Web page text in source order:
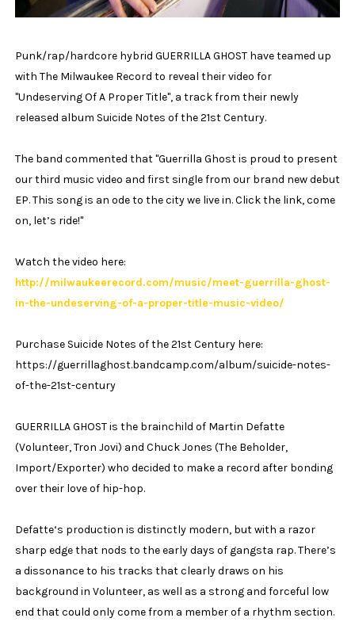
Punk/rap/hardcore hybrid GUERRILLA GHOST have teamed up
with The Milwaukee Record to reveal their video for
"Undeserving Of A Proper Title", a track from their newly
released album Suicide Notes of the 21st Century.
The band commented that "Guerrilla Ghost is proud to present
our third music video and first single from our brand new debut
EP. This song is an ode to the city we live in. Click the link, come
on, let’s ride!"
Watch the video here:
http://milwaukeerecord.com/music/meet-guerrilla-ghost-
in-the-undeserving-of-a-proper-title-music-video/
Purchase Suicide Notes of the 21st Century here:
https://guerrillaghost.bandcamp.com/album/suicide-notes-
of-the-21st-century
GUERRILLA GHOST is the brainchild of Martin Defatte
(Volunteer, Tron Jovi) and Chuck Jones (The Beholder,
Import/Exporter) who decided to make a record after bonding
over their love of hip-hop.
Defatte‘s production is distinctly modern, but with a razor
sharp edge that nods to the early days of gangsta rap. There’s
a dissonance to his tracks that clearly draws on his
background in Volunteer, as well as a strong and forceful low
end that could only come from a member of a rhythm section.